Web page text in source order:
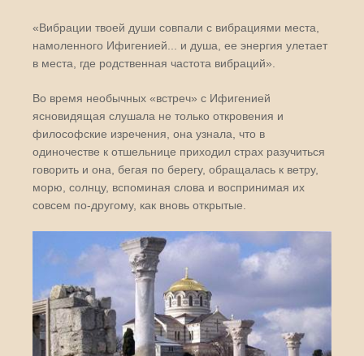
«Вибрации твоей души совпали с вибрациями места,
намоленного Ифигенией... и душа, ее энергия улетает
в места, где родственная частота вибраций».
Во время необычных «встреч» с Ифигенией
ясновидящая слушала не только откровения и
философские изречения, она узнала, что в
одиночестве к отшельнице приходил страх разучиться
говорить и она, бегая по берегу, обращалась к ветру,
морю, солнцу, вспоминая слова и воспринимая их
совсем по-другому, как вновь открытые.